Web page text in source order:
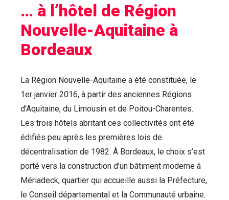
… à l’hôtel de Région
Nouvelle-Aquitaine à
Bordeaux
La Région Nouvelle-Aquitaine a été constituée, le
1er janvier 2016, à partir des anciennes Régions
d’Aquitaine, du Limousin et de Poitou-Charentes.
Les trois hôtels abritant ces collectivités ont été
édifiés peu après les premières lois de
décentralisation de 1982. À Bordeaux, le choix s’est
porté vers la construction d’un bâtiment moderne à
Mériadeck, quartier qui accueille aussi la Préfecture,
le Conseil départemental et la Communauté urbaine.